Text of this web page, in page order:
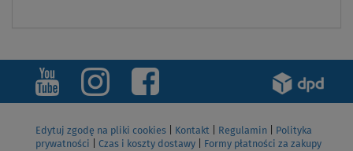
Edytuj zgodę na pliki cookies Kontakt Regulamin
Polityka
prywatności
Czas i koszty dostawy
Formy płatności za zakupy